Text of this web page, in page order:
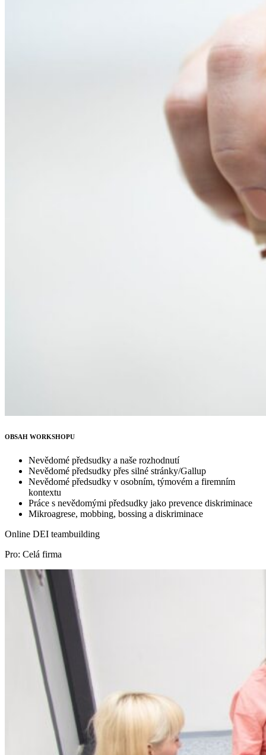
OBSAH WORKSHOPU
Nevědomé předsudky a naše rozhodnutí
Nevědomé předsudky přes silné stránky/Gallup
Nevědomé předsudky v osobním, týmovém a firemním
kontextu
Práce s nevědomými předsudky jako prevence diskriminace
Mikroagrese, mobbing, bossing a diskriminace
Online DEI teambuilding
Pro: Celá firma